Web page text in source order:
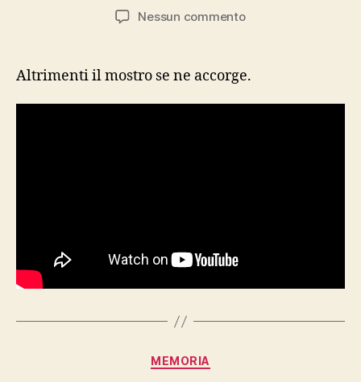
dell'articolo
Nessun commentosu
lavori
mangiare
Altrimenti il mostro se ne accorge.
Categorie
MEMORIA